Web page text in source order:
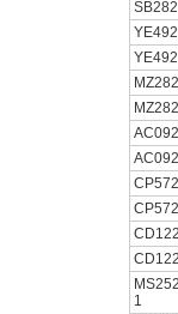
SB282
YE492
MZ282
AC092
CP572
CD122
1